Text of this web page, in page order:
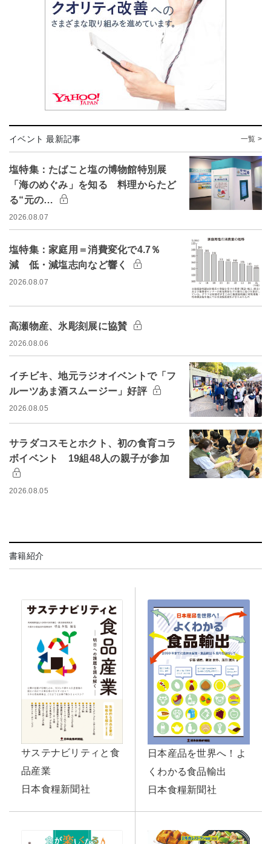
イベント 最新記事 一覧 >
塩特集：たばこと塩の博物館特別展
「海のめぐみ」を知る 料理からたど
る“元の…
2026.08.07
塩特集：家庭用＝消費変化で4.7％
減 低・減塩志向など響く
2026.08.07
高瀬物産、氷彫刻展に協賛
2026.08.06
イチビキ、地元ラジオイベントで「フ
ルーツあま酒スムージー」好評
2026.08.05
サラダコスモとホクト、初の食育コラ
ボイベント 19組48人の親子が参加
2026.08.05
書籍紹介
サステナビリティと食
品産業
日本食糧新聞社
日本産品を世界へ！よ
くわかる食品輸出
日本食糧新聞社